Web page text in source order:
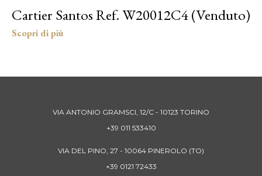
Cartier Santos Ref. W20012C4 (Venduto)
VIA ANTONIO GRAMSCI, 12/C - 10123 TORINO
+39 011 533410
VIA DEL PINO, 27 - 10064 PINEROLO (TO)
+39 0121 72433